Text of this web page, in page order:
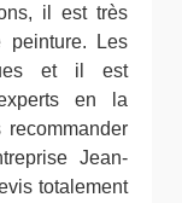
il est très
peinture. Les
et il est
en la
Jean-
totalement